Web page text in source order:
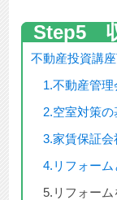
Step5
不動産投資講
1.不動産管
2.空室対策の
3.家賃保証会
4.リフォー
5.リフォーム